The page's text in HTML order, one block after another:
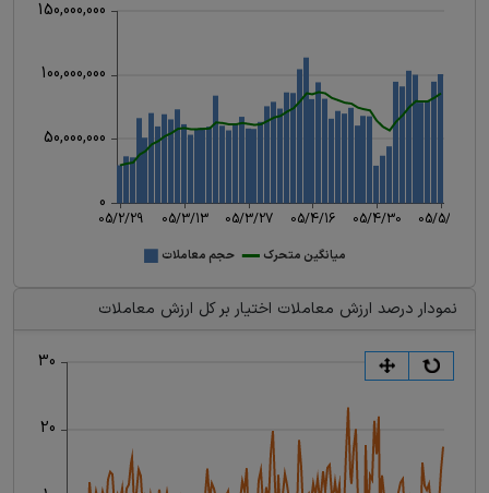
نمودار درصد ارزش معاملات اختیار بر کل ارزش معاملات